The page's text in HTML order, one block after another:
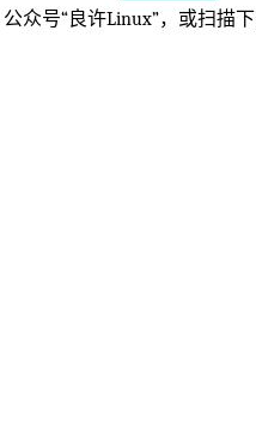
公众号“良许Linux”，或扫描